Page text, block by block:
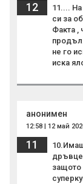
12
11....
си за
Факта ,
не го
иска
анонимен
12:58 | 12 май
11
дръвце
защото